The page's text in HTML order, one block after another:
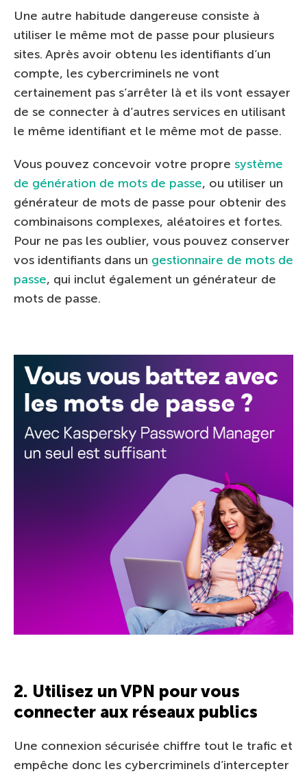
Une autre habitude dangereuse consiste à
utiliser le même mot de passe pour plusieurs
sites. Après avoir obtenu les identifiants d’un
compte, les cybercriminels ne vont
certainement pas s’arrêter là et ils vont essayer
de se connecter à d’autres services en utilisant
le même identifiant et le même mot de passe.
Vous pouvez concevoir votre propre système
de génération de mots de passe, ou utiliser un
générateur de mots de passe pour obtenir des
combinaisons complexes, aléatoires et fortes.
Pour ne pas les oublier, vous pouvez conserver
vos identifiants dans un gestionnaire de mots de
passe, qui inclut également un générateur de
mots de passe.
2. Utilisez un VPN pour vous
connecter aux réseaux publics
Une connexion sécurisée chiffre tout le trafic et
empêche donc les cybercriminels d’intercepter